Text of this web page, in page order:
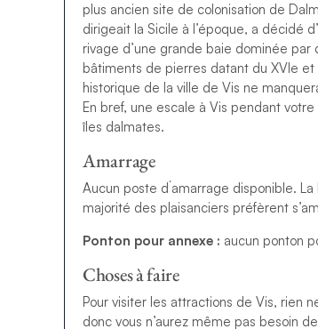
plus ancien site de colonisation de
dirigeait la Sicile à l’époque, a décidé
rivage d’une grande baie dominée
bâtiments de pierres datant du XVIe et
historique de la ville de Vis ne
En bref, une escale à Vis pendant
îles dalmates.
Amarrage
Aucun poste d´amarrage disponible.
majorité des plaisanciers préfèrent
Ponton pour annexe : aucun ponton
Choses à faire
Pour visiter les attractions de Vis, rien
donc vous n’aurez même pas besoin